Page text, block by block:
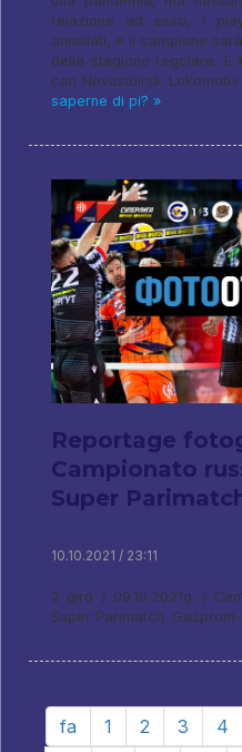
relazione ad esso, i
annullati, e il campione
della stagione regolare. E
con Novosibirsk
saperne di pi? »
Reportage
Campionato
Super
10.10.2021 / 23:11
2 giro / 09.10.2021g. /
Super Parimatch.
fa 1 2 3 4